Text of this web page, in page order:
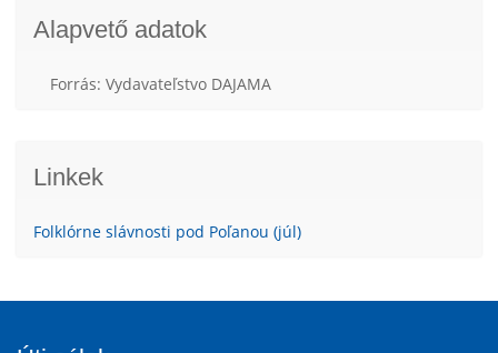
Alapvető adatok
Forrás: Vydavateľstvo DAJAMA
Linkek
Folklórne slávnosti pod Poľanou (júl)